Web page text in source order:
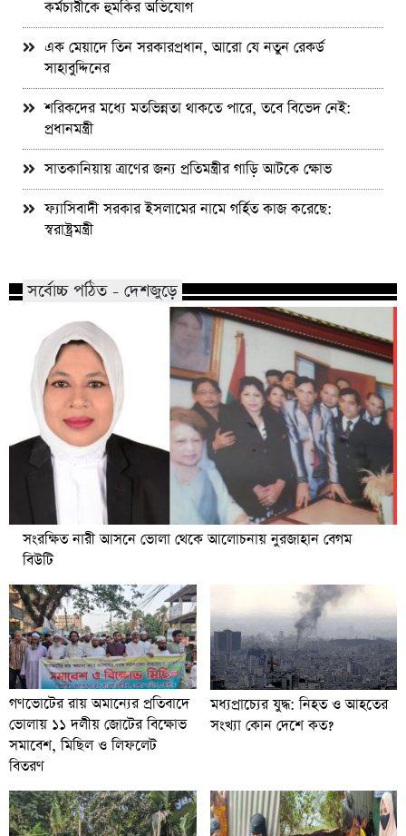
কর্মচারীকে হুমকির অভিযোগ
এক মেয়াদে তিন সরকারপ্রধান, আরো যে নতুন রেকর্ড
সাহাবুদ্দিনের
শরিকদের মধ্যে মতভিন্নতা থাকতে পারে, তবে বিভেদ নেই:
প্রধানমন্ত্রী
সাতকানিয়ায় ত্রাণের জন্য প্রতিমন্ত্রীর গাড়ি আটকে ক্ষোভ
ফ্যাসিবাদী সরকার ইসলামের নামে গর্হিত কাজ করেছে:
স্বরাষ্ট্রমন্ত্রী
সর্বোচ্চ পঠিত - দেশজুড়ে
সংরক্ষিত নারী আসনে ভোলা থেকে আলোচনায় নুরজাহান বেগম
বিউটি
গণভোটের রায় অমান্যের প্রতিবাদে
ভোলায় ১১ দলীয় জোটের বিক্ষোভ
সমাবেশ, মিছিল ও লিফলেট
বিতরণ
মধ্যপ্রাচ্যের যুদ্ধ: নিহত ও আহতের
সংখ্যা কোন দেশে কত?